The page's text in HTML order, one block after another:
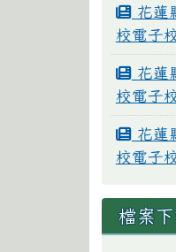
花蓮
校電子
花蓮
校電子
花蓮
校電子
檔案